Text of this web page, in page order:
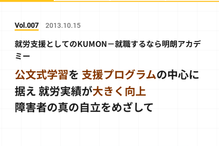
Vol.007 2013.10.15
就労支援としてのKUMON－就職するなら明朗アカデ
ミー
公文式学習を 支援プログラムの中心に
据え就労実績が大きく向上
障害者の真の自立をめざして